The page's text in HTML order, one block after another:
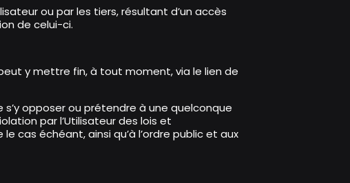
ou par les tiers, résultant d’un accès
de celui-ci.
peut y mettre fin, à tout moment,via le lien de
s’y opposer ou prétendre à une quelconque
par l’Utilisateur des lois et
cas échéant, ainsi qu’à l’ordre public et aux